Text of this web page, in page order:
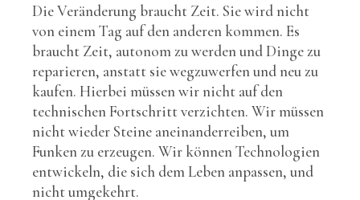
Die Veränderung braucht Zeit. Sie wird nicht
von einem Tag auf den anderen kommen. Es
braucht Zeit, autonom zu werden und Dinge zu
reparieren, anstatt sie wegzuwerfen und neu zu
kaufen. Hierbei müssen wir nicht auf den
technischen Fortschritt verzichten. Wir müssen
nicht wieder Steine aneinanderreiben, um
Funken zu erzeugen. Wir können Technologien
entwickeln, die sich dem Leben anpassen, und
nicht umgekehrt.